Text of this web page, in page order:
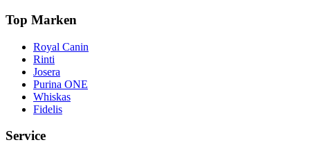
Top Marken
Royal Canin
Rinti
Josera
Purina ONE
Whiskas
Fidelis
Service